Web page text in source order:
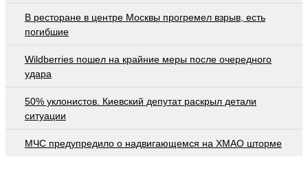
В ресторане в центре Москвы прогремел взрыв, есть
погибшие
Wildberries пошел на крайние меры после очередного
удара
50% уклонистов. Киевский депутат раскрыл детали
ситуации
МЧС предупредило о надвигающемся на ХМАО шторме